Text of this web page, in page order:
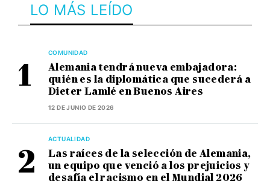
LO MÁS LEÍDO
COMUNIDAD
Alemania tendrá nueva embajadora:
quién es la diplomática que sucederá a
Dieter Lamlé en Buenos Aires
12 DE JUNIO DE 2026
ACTUALIDAD
Las raíces de la selección de Alemania,
un equipo que venció a los prejuicios y
desafía el racismo en el Mundial 2026